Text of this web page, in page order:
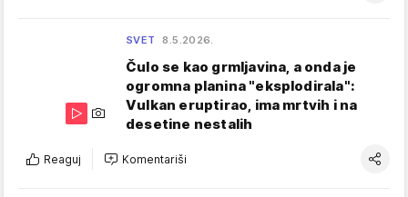
SVET 8.5.2026.
Čulo se kao grmljavina, a onda je
ogromna planina "eksplodirala":
Vulkan eruptirao, ima mrtvih i na
desetine nestalih
Reaguj Komentariši